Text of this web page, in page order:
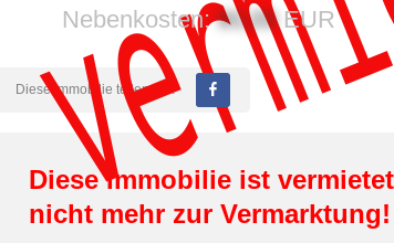
Nebenkosten:90,00EUR
Diese Immobilie teilen auf:
Diese Immobilie ist
nicht mehr zur Vermarktung!